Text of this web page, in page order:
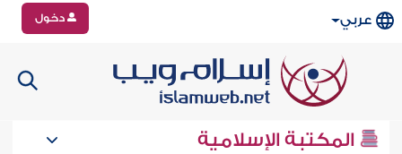
عربي دخول
المكتبة الإسلامية